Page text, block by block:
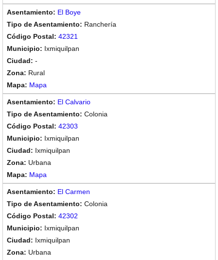
El Boye
Ranchería
42321
Ixmiquilpan
-
Rural
Mapa
El Calvario
Colonia
42303
Ixmiquilpan
Ixmiquilpan
Urbana
Mapa
El Carmen
Colonia
42302
Ixmiquilpan
Ixmiquilpan
Urbana